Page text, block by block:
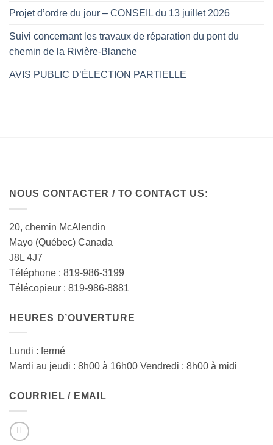
Projet d’ordre du jour – CONSEIL du 13 juillet 2026
Suivi concernant les travaux de réparation du pont du
chemin de la Rivière-Blanche
AVIS PUBLIC D’ÉLECTION PARTIELLE
NOUS CONTACTER / TO CONTACT US:
20, chemin McAlendin
Mayo (Québec) Canada
J8L 4J7
Téléphone : 819-986-3199
Télécopieur : 819-986-8881
HEURES D’OUVERTURE
Lundi : fermé
Mardi au jeudi : 8h00 à 16h00 Vendredi : 8h00 à midi
COURRIEL / EMAIL